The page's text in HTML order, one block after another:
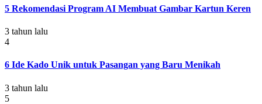
5 Rekomendasi Program AI Membuat Gambar Kartun Keren
3 tahun lalu
4
6 Ide Kado Unik untuk Pasangan yang Baru Menikah
3 tahun lalu
5